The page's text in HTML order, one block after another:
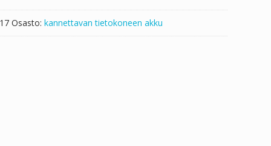
Osasto: kannettavan tietokoneen akku